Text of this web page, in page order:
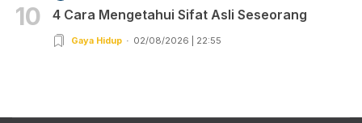
10 4 Cara Mengetahui Sifat Asli Seseorang
Gaya Hidup 02/08/2026 | 22:55